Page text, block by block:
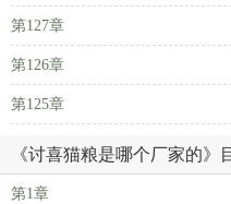
第127章
第126章
第125章
《讨喜猫粮是哪个厂家的》
第1章